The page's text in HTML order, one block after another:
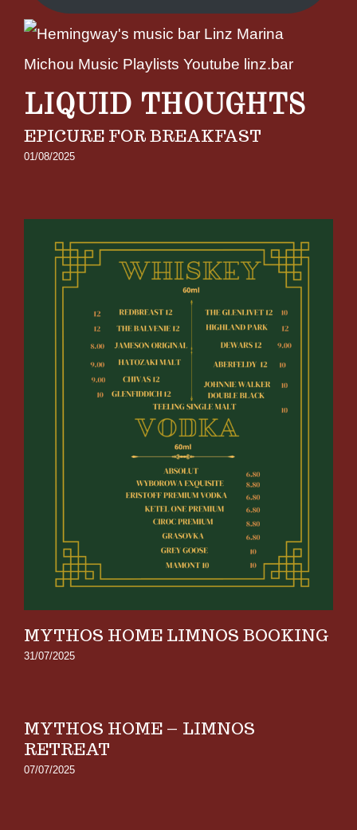
LIQUID THOUGHTS
EPICURE FOR BREAKFAST
01/08/2025
MYTHOS HOME LIMNOS BOOKING
31/07/2025
MYTHOS HOME – LIMNOS
RETREAT
07/07/2025